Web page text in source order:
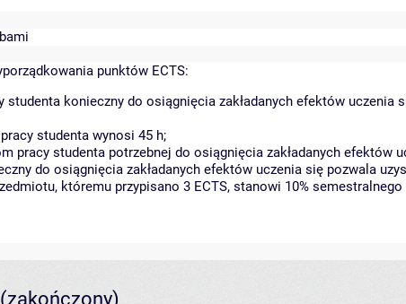
punktów ECTS:
studenta konieczny do osiągnięcia zakładanych efektów
studenta wynosi 45 h;
pracy studenta potrzebnej do osiągnięcia zakładanych efektów
do osiągnięcia zakładanych efektów uczenia się pozwala
któremu przypisano 3 ECTS, stanowi 10%
(zakończony)